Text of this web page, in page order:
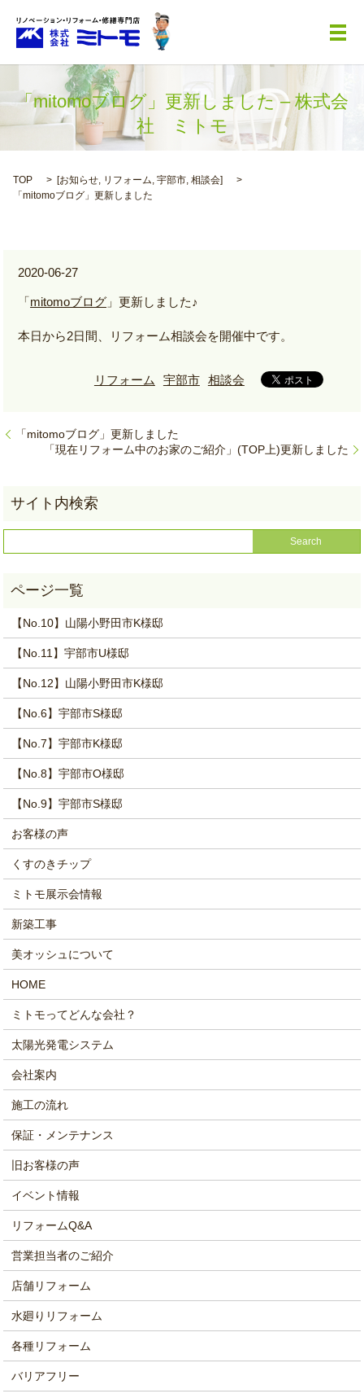
メ
「mitomoブログ」更新しました – 株式会
社 ミトモ
TOP [お知らせ, リフォーム,宇部市,相談会]
「mitomoブログ」更新しました
2020-06-27
「mitomoブログ 」更新しました♪
本日から2日間、リフォーム相談会を開催中です。
リフォーム 宇部市 相談会
「mitomoブログ」更新しました
「現在リフォーム中のお家のご紹介」(TOP上)更新しました
【No.10】山陽小野田市K様邸
【No.11】宇部市U様邸
【No.12】山陽小野田市K様邸
【No.6】宇部市S様邸
【No.7】宇部市K様邸
【No.8】宇部市O様邸
【No.9】宇部市S様邸
お客様の声
くすのきチップ
ミトモ展示会情報
新築工事
美オッシュについて
HOME
ミトモってどんな会社？
太陽光発電システム
会社案内
施工の流れ
保証・メンテナンス
旧お客様の声
イベント情報
リフォームQ&A
営業担当者のご紹介
店舗リフォーム
水廻りリフォーム
各種リフォーム
バリアフリー